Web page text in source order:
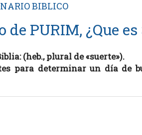
BIBLICO
de PURIM, ¿Que
(heb., plural de «suerte»).
para determinar un día de